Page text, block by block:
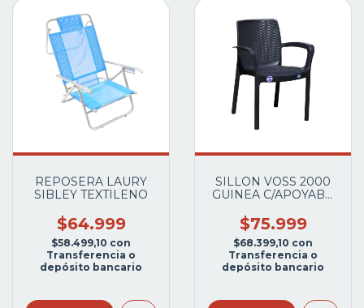
REPOSERA LAURY
SIBLEY TEXTILENO
$64.999
$58.499,10 con
Transferencia o
depósito bancario
SILLON VOSS 2000
GUINEA C/APOYABR
$75.999
$68.399,10 con
Transferencia o
depósito bancario